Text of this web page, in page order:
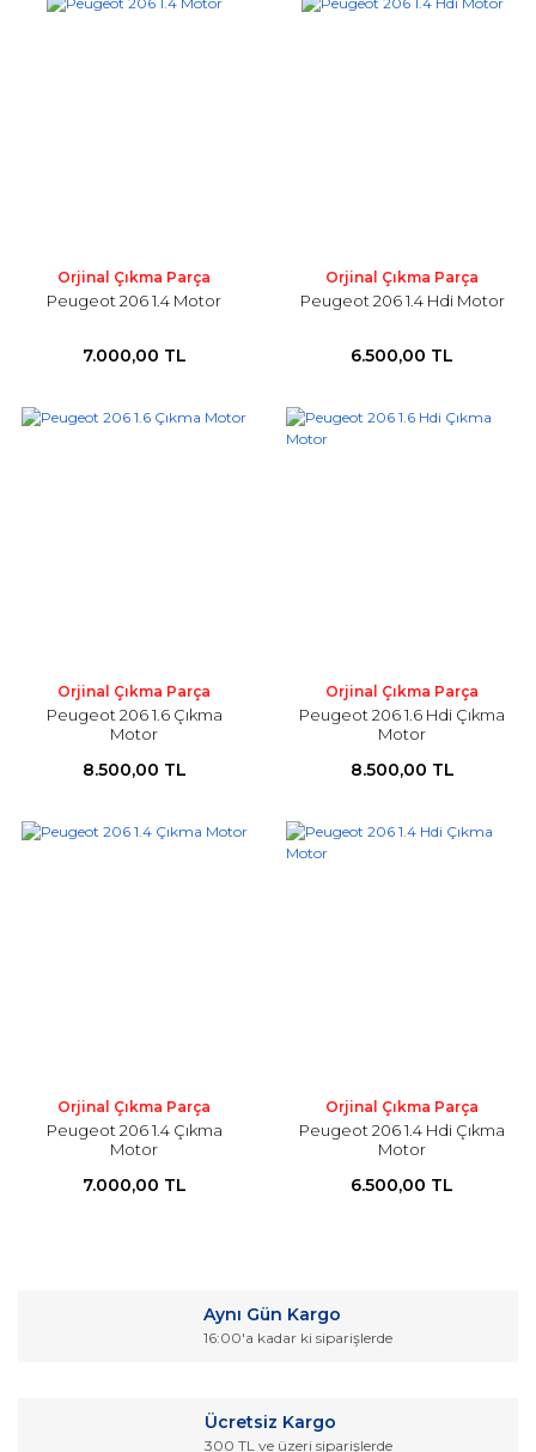
Orjinal Çıkma Parça
Peugeot 206 1.4 Motor
7.000,00 TL
Orjinal Çıkma Parça
Peugeot 206 1.4 Hdi Motor
6.500,00 TL
Orjinal Çıkma Parça
Peugeot 206 1.6 Çıkma
Motor
8.500,00 TL
Orjinal Çıkma Parça
Peugeot 206 1.6 Hdi Çıkma
Motor
8.500,00 TL
Orjinal Çıkma Parça
Peugeot 206 1.4 Çıkma
Motor
7.000,00 TL
Orjinal Çıkma Parça
Peugeot 206 1.4 Hdi Çıkma
Motor
6.500,00 TL
Aynı Gün Kargo
16:00'a kadar ki siparişlerde
Ücretsiz Kargo
300 TL ve üzeri siparişlerde